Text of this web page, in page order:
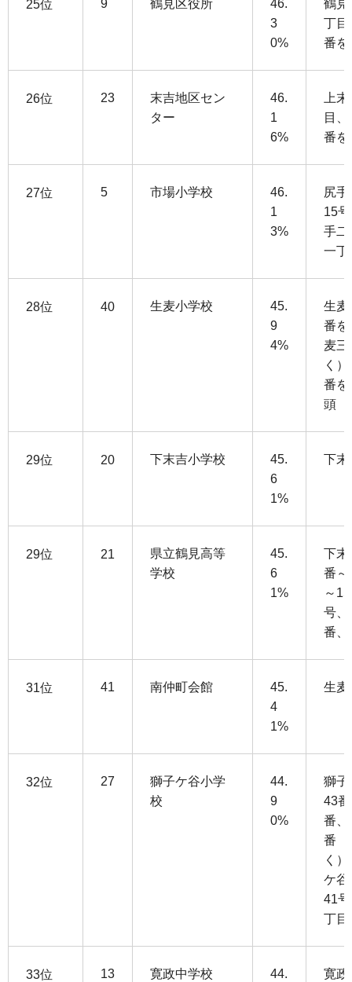
25位 9 鶴見区役所
46.
3
0%
鶴見
丁目
番を
26位 23
末吉地区セン
ター
46.
1
6%
上
目
番を
27位 5 市場小学校
46.
1
3%
尻
15
手二
一丁
28位 40 生麦小学校
45.
9
4%
生麦
番を
麦
く
番を
頭
29位 20 下末吉小学校
45.
6
1%
下末
29位 21
県立鶴見高等
学校
45.
6
1%
下末
番～
～
号、
番、
31位 41 南仲町会館
45.
4
1%
生麦
32位 27
獅子ケ谷小学
校
44.
9
0%
獅子
43
番、
番（
く
ケ谷
41
丁目
33位 13 寛政中学校
44.
寛政